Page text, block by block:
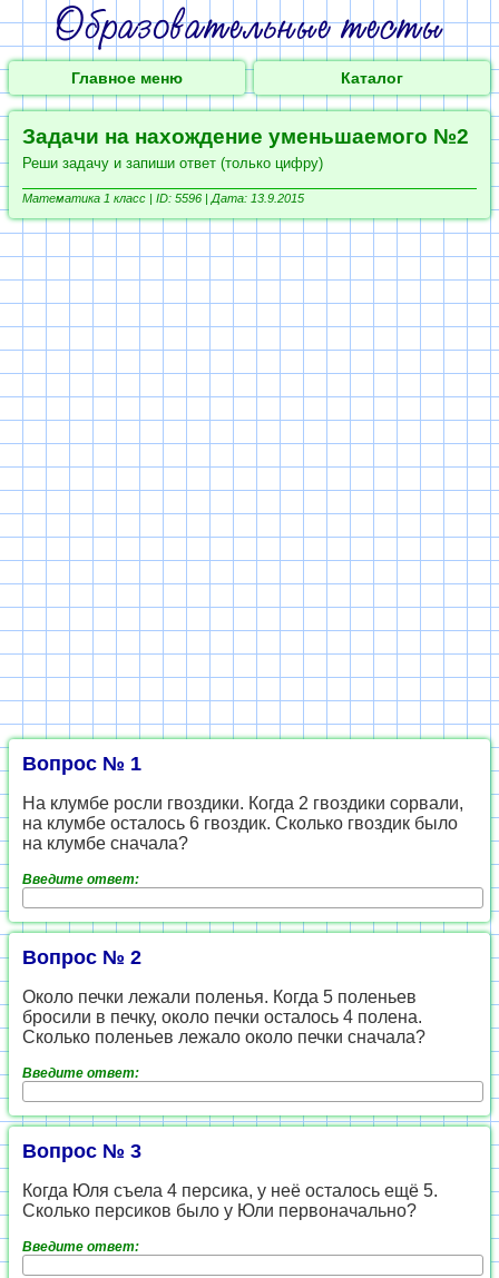
Главное меню Каталог
Задачи на нахождение уменьшаемого №2
Реши задачу и запиши ответ (только цифру)
Математика 1 класс | ID: 5596 | Дата: 13.9.2015
Вопрос № 1
На клумбе росли гвоздики. Когда 2 гвоздики сорвали,
на клумбе осталось 6 гвоздик. Сколько гвоздик было
на клумбе сначала?
Введите ответ:
Вопрос № 2
Около печки лежали поленья. Когда 5 поленьев
бросили в печку, около печки осталось 4 полена.
Сколько поленьев лежало около печки сначала?
Введите ответ:
Вопрос № 3
Когда Юля съела 4 персика, у неё осталось ещё 5.
Сколько персиков было у Юли первоначально?
Введите ответ: